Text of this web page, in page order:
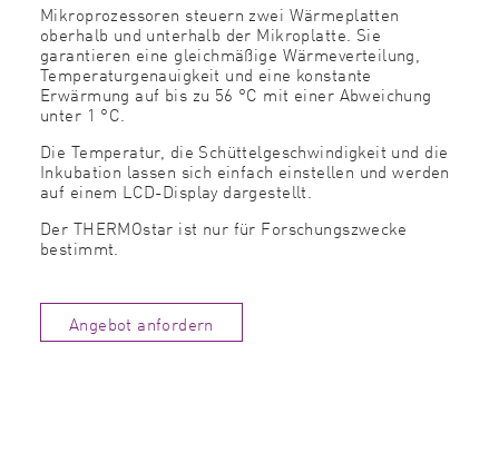
Mikroprozessoren steuern zwei Wärmeplatten
oberhalb und unterhalb der Mikroplatte. Sie
garantieren eine gleichmäßige Wärmeverteilung,
Temperaturgenauigkeit und eine konstante
Erwärmung auf bis zu 56 °C mit einer Abweichung
unter 1 °C.
Die Temperatur, die Schüttelgeschwindigkeit und die
Inkubation lassen sich einfach einstellen und werden
auf einem LCD-Display dargestellt.
Der THERMOstar ist nur für Forschungszwecke
bestimmt.
Angebot anfordern